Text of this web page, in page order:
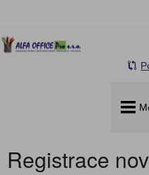
Registrace